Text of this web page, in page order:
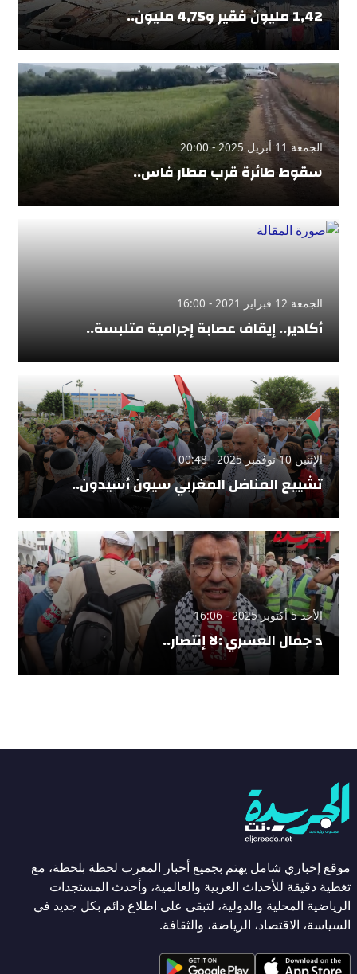
1,42 مليون فقير و4,75 مليون..
الجمعة 11 أبريل 2025 - 20:00
سقوط طائرة قرب مطار فاس..
الجمعة 12 فبراير 2021 - 16:00
أكادير.. إيقاف عصابة إجرامية متلبسة..
الإثنين 10 نوفمبر 2025 - 00:48
تشييع المناضل المغربي سيون أسيدون..
الأحد 5 أكتوبر 2025 - 16:06
د جمال العسري :لا إنتصار..
موقع إخباري شامل يهتم بجميع أخبار المغرب لحظة بلحظة، مع
تغطية دقيقة للأحداث العربية والعالمية، وأحدث المستجدات
الرياضية المحلية والدولية، لتبقى على اطلاع دائم بكل جديد في
السياسة، الاقتصاد، الرياضة، والثقافة.